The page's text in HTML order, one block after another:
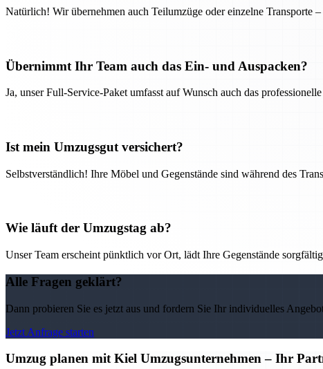
Natürlich! Wir übernehmen auch Teilumzüge oder einzelne Transporte
Übernimmt Ihr Team auch das Ein- und Auspacken?
Ja, unser Full-Service-Paket umfasst auf Wunsch auch das
Ist mein Umzugsgut versichert?
Selbstverständlich! Ihre Möbel und Gegenstände sind während des
Wie läuft der Umzugstag ab?
Unser Team erscheint pünktlich vor Ort, lädt Ihre Gegenstände
Alle Fragen geklärt?
Dann probieren Sie es jetzt aus und fordern Sie Ihr individuelles
Jetzt Anfrage starten
Umzug planen mit Kiel Umzugsunternehmen – Ihr